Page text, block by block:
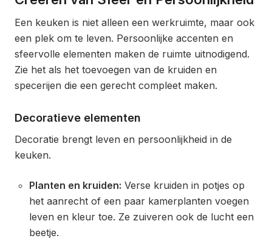
Een keuken is niet alleen een werkruimte, maar ook
een plek om te leven. Persoonlijke accenten en
sfeervolle elementen maken de ruimte uitnodigend.
Zie het als het toevoegen van de kruiden en
specerijen die een gerecht compleet maken.
Decoratieve elementen
Decoratie brengt leven en persoonlijkheid in de
keuken.
Planten en kruiden: Verse kruiden in potjes op
het aanrecht of een paar kamerplanten voegen
leven en kleur toe. Ze zuiveren ook de lucht een
beetje.